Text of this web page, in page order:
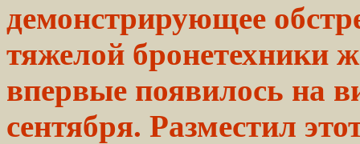
демонстрирующее
тяжелой бронетехники
впервые появилось на
сентября. Разместил